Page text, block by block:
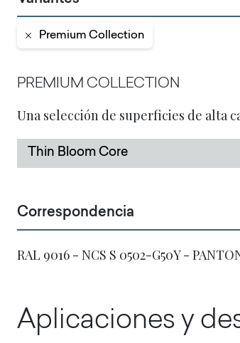
Premium Collection
PREMIUM COLLECTION
Una selección de superficies de alta
Thin Bloom Core
Correspondencia
RAL 9016 - NCS S 0502-G50Y -
Aplicaciones y